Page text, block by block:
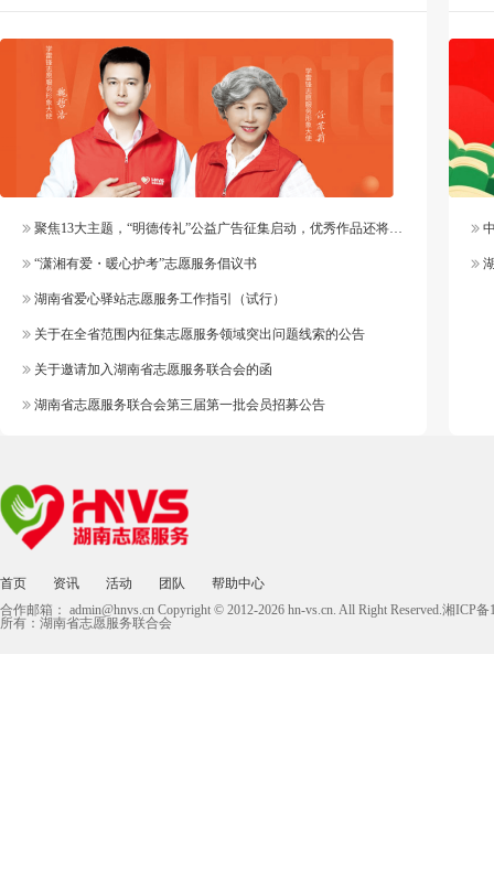
聚焦13大主题，“明德传礼”公益广告征集启动，优秀作品还将纳入官方作品库
“潇湘有爱・暖心护考”志愿服务倡议书
湖南省爱心驿站志愿服务工作指引（试行）
关于在全省范围内征集志愿服务领域突出问题线索的公告
关于邀请加入湖南省志愿服务联合会的函
湖南省志愿服务联合会第三届第一批会员招募公告
首页 资讯 活动 团队
帮助中心
合作邮箱： admin@hnvs.cn Copyright © 2012-2026 hn-vs.cn. All Right Reserved.湘ICP
所有：湖南省志愿服务联合会